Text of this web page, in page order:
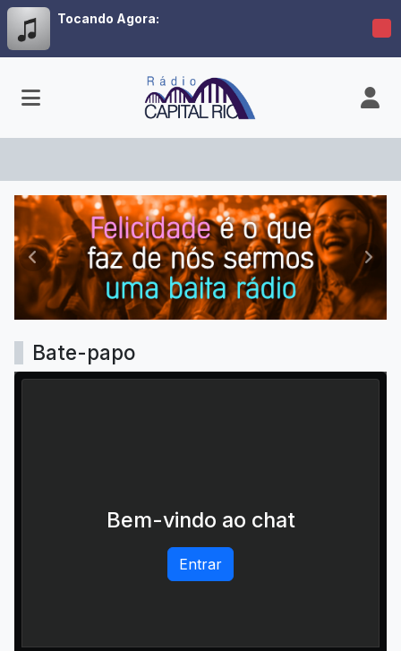
Tocando Agora:
Radio Capital Rio
Anterior
Bate-papo
Bem-vindo ao chat
Entrar